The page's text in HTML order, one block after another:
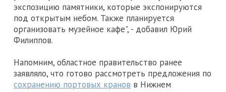
экспозицию памятники, которые экспонируются
под открытым небом. Также планируется
организовать музейное кафе", - добавил Юрий
Филиппов.
Напомним, областное правительство ранее
заявляло, что готово рассмотреть предложения по
сохранению портовых кранов в Нижнем